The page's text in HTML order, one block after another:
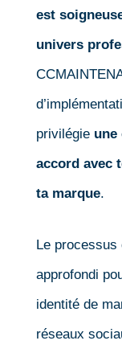
est
univers
privilégie une
accord avec
ta marque.
Le processus
approfondi
identité de
réseaux